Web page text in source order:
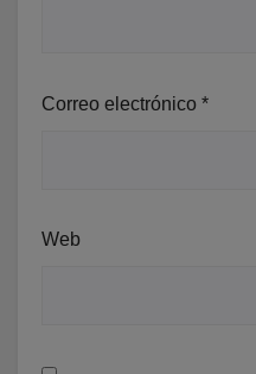
Correo electrónico *
Web